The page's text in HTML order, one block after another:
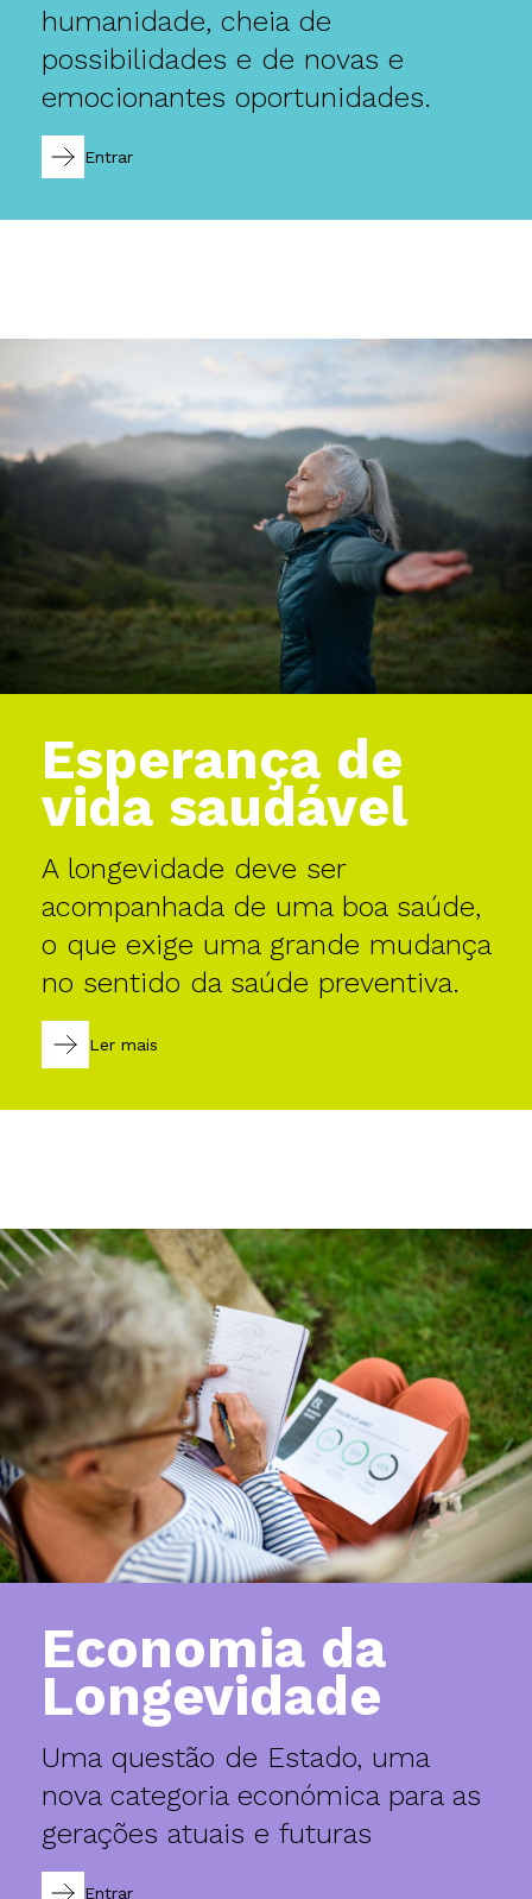
humanidade, cheia de
possibilidades e de novas e
emocionantes oportunidades.
Entrar
Esperança de
vida saudável
A longevidade deve ser
acompanhada de uma boa saúde,
o que exige uma grande mudança
no sentido da saúde preventiva.
Ler mais
Economia da
Longevidade
Uma questão de Estado, uma
nova categoria económica para as
gerações atuais e futuras
Entrar